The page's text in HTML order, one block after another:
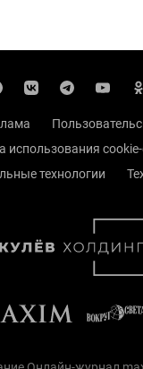
использования
технологии